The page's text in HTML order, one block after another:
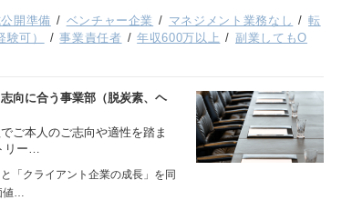
開準備 ベンチャー企業 マネジメント業務なし
転
可） 事業責任者 年収600万以上
副業してもO
向に合う事業部（脱炭素、ヘ
ご本人のご志向や適性を踏ま
リー…
「クライアント企業の成長」を同
値…